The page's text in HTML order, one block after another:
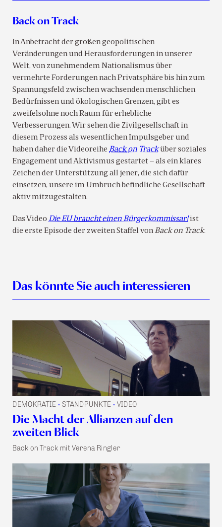
Back on Track
In Anbetracht der großen geopolitischen
Veränderungen und Herausforderungen in unserer
Welt, von zunehmendem Nationalismus über
vermehrte Forderungen nach Privatsphäre bis hin zum
Spannungsfeld zwischen wachsenden menschlichen
Bedürfnissen und ökologischen Grenzen, gibt es
zweifelsohne noch Raum für erhebliche
Verbesserungen. Wir sehen die Zivilgesellschaft in
diesem Prozess als wesentlichen Impulsgeber und
haben daher die Videoreihe Back on Tracküber soziales
Engagement und Aktivismus gestartet – als ein klares
Zeichen der Unterstützung all jener, die sich dafür
einsetzen, unsere im Umbruch befindliche Gesellschaft
aktiv mitzugestalten.
Das Video Die EU braucht einen Bürgerkommissar!ist
die erste Episode der zweiten Staffel vonBack on Track.
Das könnte Sie auch interessieren
DEMOKRATIE • STANDPUNKTE • VIDEO
Die Macht der Allianzen auf den
zweiten Blick
Back on Track mit Verena Ringler